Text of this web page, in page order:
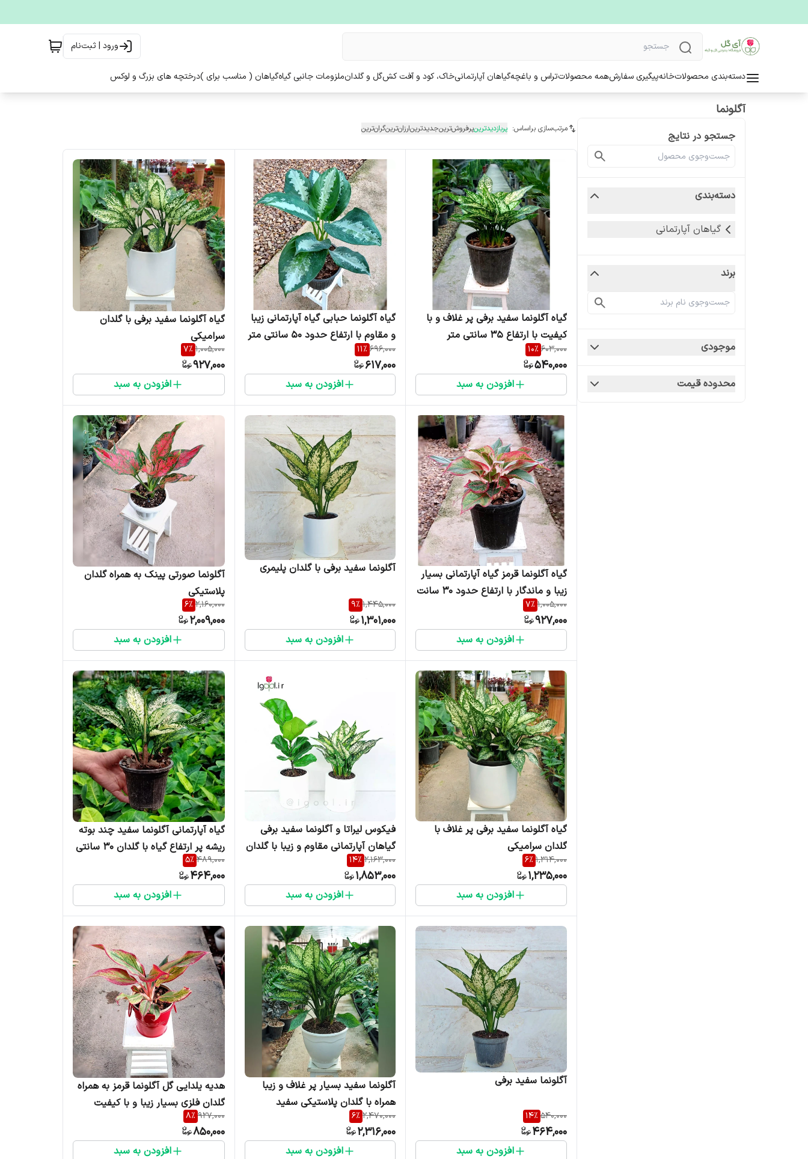
ورود | ثبت‌نام
دسته‌بندی محصولاتخانهپیگیری سفارشهمه محصولاتتراس و باغچهگیاهان آپارتمانیخاک، کود و آفت کشگل و گلدانملزومات جانبی گیاهگیاهان ( مناسب برای )درختچه های بزرگ و لوکس
آگلونما
جستجو در نتایج
دسته‌بندی
گیاهان آپارتمانی
برند
موجودی
محدوده قیمت
مرتب‌سازی براساس: پربازدیدترینپرفروش‌ترینجدیدترینارزان‌ترینگران‌ترین
گیاه آگلونما سفید برفی پر غلاف و با
کیفیت با ارتفاع 35 سانتی متر
603,000
10%
540,000
افزودن به سبد
گیاه آگلونما حبابی گیاه آپارتمانی زیبا
و مقاوم با ارتفاع حدود 50 سانتی متر
696,000
11%
617,000
افزودن به سبد
گیاه آگلونما سفید برفی با گلدان
سرامیکی
1,005,000
7%
927,000
افزودن به سبد
گیاه آگلونما قرمز گیاه آپارتمانی بسیار
زیبا و ماندگار با ارتفاع حدود 30 سانت
1,005,000
7%
927,000
افزودن به سبد
آگلونما سفید برفی با گلدان پلیمری
1,445,000
9%
1,301,000
افزودن به سبد
آگلونما صورتی پینک به همراه گلدان
پلاستیکی
2,160,000
6%
2,009,000
افزودن به سبد
گیاه آگلونما سفید برفی پر غلاف با
گلدان سرامیکی
1,314,000
6%
1,235,000
افزودن به سبد
فیکوس لیراتا و آگلونما سفید برفی
گیاهان آپارتمانی مقاوم و زیبا با گلدان
سرامیکی
2,163,000
14%
1,853,000
افزودن به سبد
گیاه آپارتمانی آگلونما سفید چند بوته
ریشه پر ارتفاع گیاه با گلدان 30 سانتی
متر
489,000
5%
464,000
افزودن به سبد
آگلونما سفید برفی
540,000
14%
464,000
افزودن به سبد
آگلونما سفید بسیار پر غلاف و زیبا
همراه با گلدان پلاستیکی سفید
2,470,000
6%
2,316,000
افزودن به سبد
هدیه یلدایی گل آگلونما قرمز به همراه
گلدان فلزی بسیار زیبا و با کیفیت
927,000
8%
850,000
افزودن به سبد